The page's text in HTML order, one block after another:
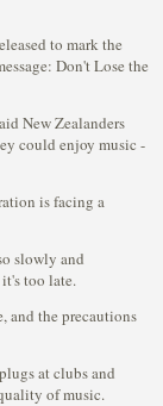
to mark the
Don't Lose the
New Zealanders
could enjoy music -
is facing a
slowly and
too late.
and the precautions
at clubs and
of music.